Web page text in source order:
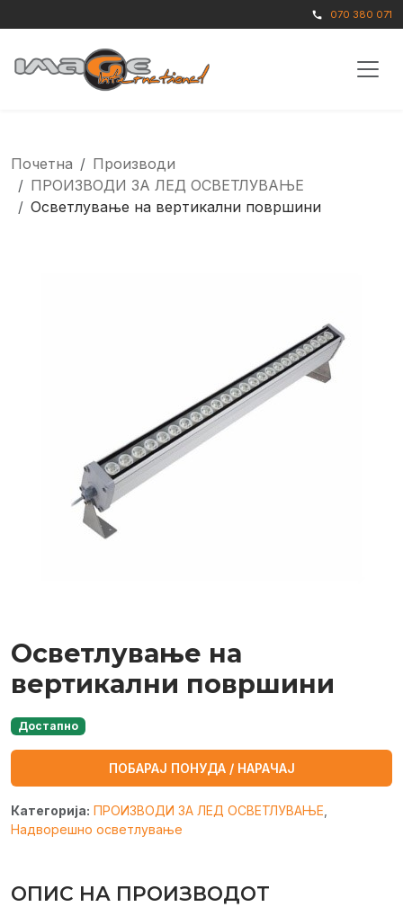
call 070 380 071
Почетна
Производи
ПРОИЗВОДИ ЗА ЛЕД ОСВЕТЛУВАЊЕ
Осветлување на вертикални површини
Осветлување на
вертикални површини
Достапно
ПОБАРАЈ ПОНУДА / НАРАЧАЈ
Категорија: ПРОИЗВОДИ ЗА ЛЕД ОСВЕТЛУВАЊЕ
Надворешно осветлување
ОПИС НА ПРОИЗВОДОТ